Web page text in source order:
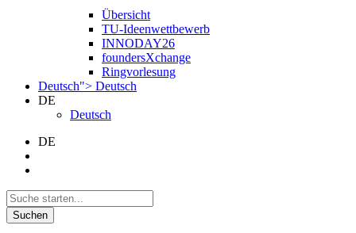
Übersicht
TU-Ideenwettbewerb
INNODAY26
foundersXchange
Ringvorlesung
Deutsch"> Deutsch
DE
Deutsch
DE
Suchen